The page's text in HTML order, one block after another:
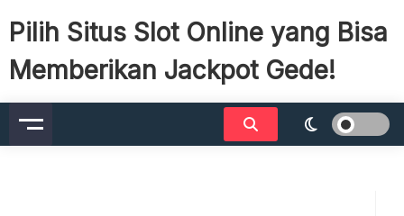
Pilih Situs Slot Online yang Bisa
Memberikan Jackpot Gede!